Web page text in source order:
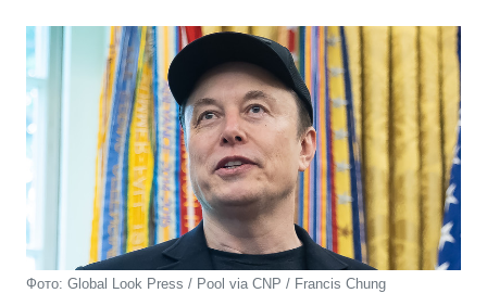
Фото: Global Look Press / Pool via CNP / Francis Chung